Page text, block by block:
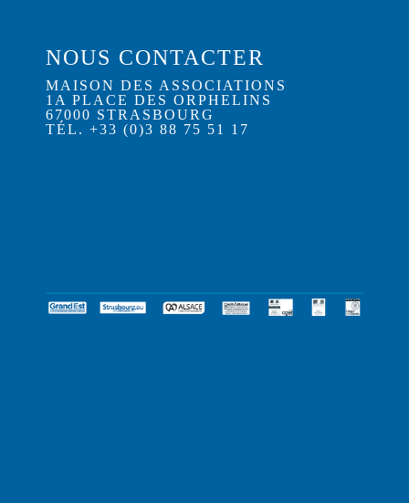
NOUS CONTACTER
MAISON DES ASSOCIATIONS
1A PLACE DES ORPHELINS
67000 STRASBOURG
TÉL. +33 (0)3 88 75 51 17